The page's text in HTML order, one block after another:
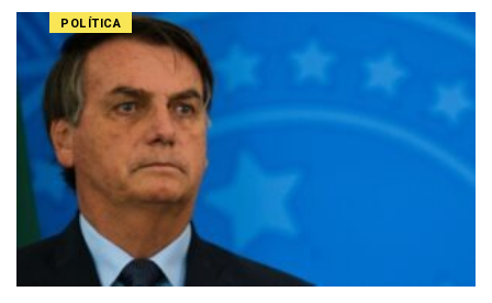
POLÍTICA